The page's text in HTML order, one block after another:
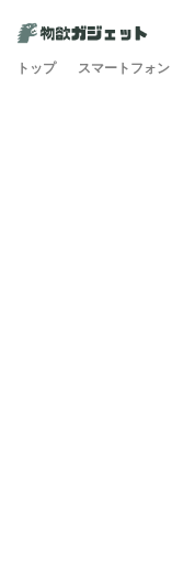
トップ スマートフォン
カテゴリー